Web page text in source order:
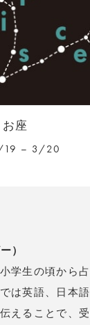
お座
– 3/20
）
学生の頃から
は英語、日本
えることで、